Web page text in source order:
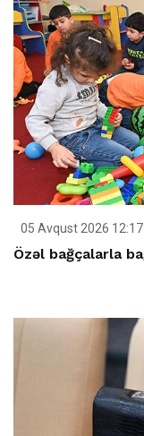
05 Avqust 2026 12:17
Özəl bağçalarla